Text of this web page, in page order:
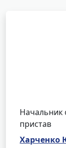
Начальник
пристав
Харченко